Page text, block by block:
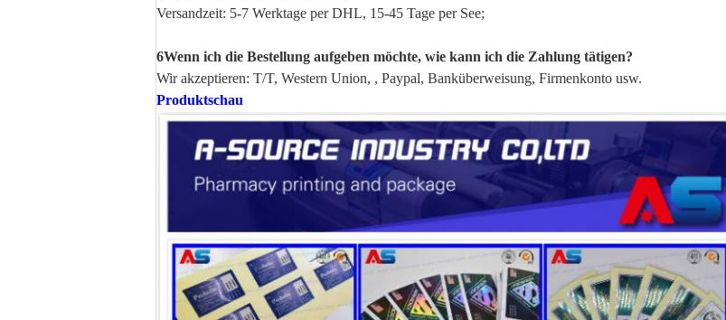
Versandzeit: 5-7 Werktage per DHL, 15-45 Tage per See;
6Wenn ich die Bestellung aufgeben möchte, wie kann ich die Zahlung tätigen?
Wir akzeptieren: T/T, Western Union, , Paypal, Banküberweisung, Firmenkonto usw.
Produktschau